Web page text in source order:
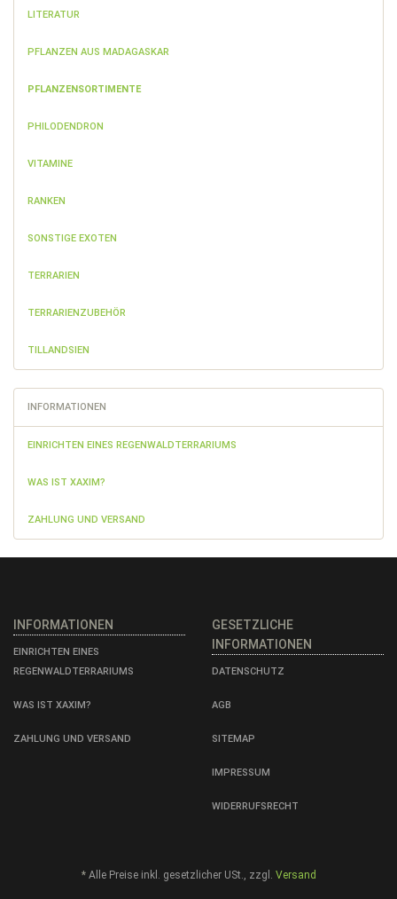
LITERATUR
PFLANZEN AUS MADAGASKAR
PFLANZENSORTIMENTE
PHILODENDRON
VITAMINE
RANKEN
SONSTIGE EXOTEN
TERRARIEN
TERRARIENZUBEHÖR
TILLANDSIEN
INFORMATIONEN
EINRICHTEN EINES REGENWALDTERRARIUMS
WAS IST XAXIM?
ZAHLUNG UND VERSAND
INFORMATIONEN
EINRICHTEN EINES
REGENWALDTERRARIUMS
WAS IST XAXIM?
ZAHLUNG UND VERSAND
GESETZLICHE
INFORMATIONEN
DATENSCHUTZ
AGB
SITEMAP
IMPRESSUM
WIDERRUFSRECHT
*Alle Preise inkl. gesetzlicher USt., zzgl. Versand